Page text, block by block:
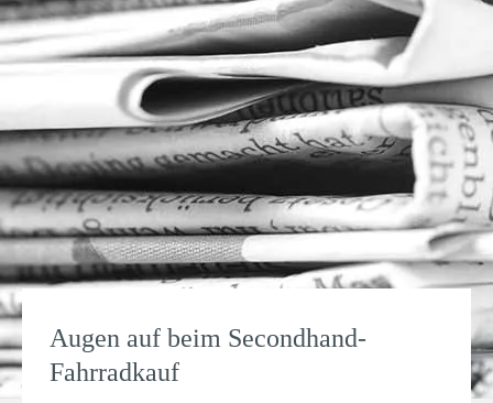
Augen auf beim Secondhand-
Fahrradkauf